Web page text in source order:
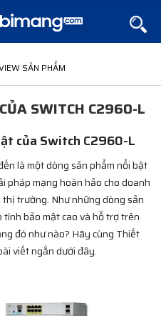
SẢN PHẨM
SWITCH C2960-L
của Switch C2960-L
là một dòng sản phẩm nổi bật
pháp mạng hoàn hảo cho doanh
trường. Như những dòng sản
tính bảo mật cao và hỗ trợ trên
đó như nào? Hãy cùng Thiết
viết ngắn dưới đây.